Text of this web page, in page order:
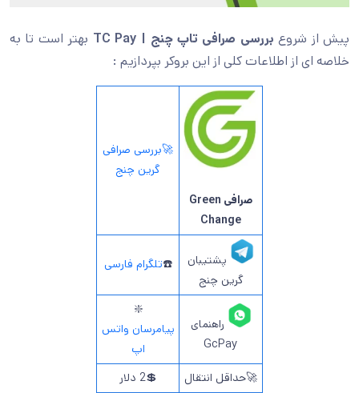
پیش از شروع بررسی صرافی تاپ چنج | TC Pay
بهتر است تا به
خلاصه ای از اطلاعات کلی از این بروکر بپردازیم :
صرافی Green
Change
🚀بررسی صرافی
گرین چنج
پشتیبان
گرین چنج
☎️تلگرام فارسی
راهنمای
GcPay
❇️
پیامرسان واتس
اپ
🚀حداقل انتقال
💲2 دلار